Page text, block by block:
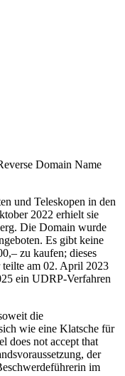
Domain Name
und Teleskopen in den
2022 erhielt sie
Die Domain wurde
Es gibt keine
zu kaufen; dieses
teilte am 02. April 2023
ein UDRP-Verfahren
die
wie eine Klatsche für
does not accept that
der
im